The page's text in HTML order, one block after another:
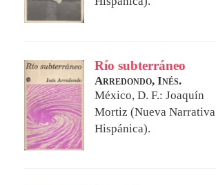
Río subterráneo
Arredondo, Inés.
México, D. F.: Joaquín
Mortiz (Nueva Narrativa
Hispánica).